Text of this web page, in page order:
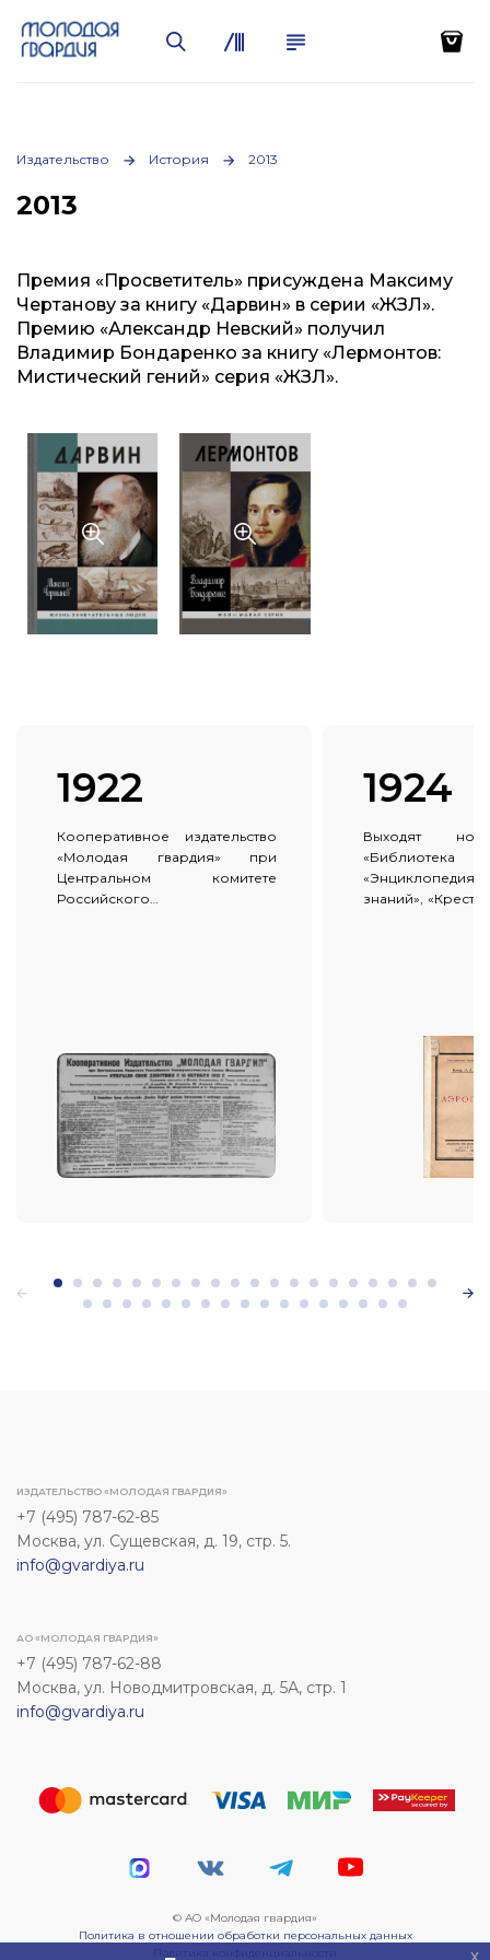
Издательство История 2013
2013
Премия «Просветитель» присуждена Максиму
Чертанову за книгу «Дарвин» в серии «ЖЗЛ».
Премию «Александр Невский» получил
Владимир Бондаренко за книгу «Лермонтов:
Мистический гений» серия «ЖЗЛ».
1922
Кооперативное издательство
«Молодая гвардия» при
Центральном комитете
Российского
584 тысячи
экземпляров.Выпускаются
первые серии: «Что читать и
чему учиться», «Библиотека
красной молодёжи»,
«Библиотека физической
1924
Выходят
«Библиотека
«Энциклопедия
знаний»,
ИЗДАТЕЛЬСТВО «МОЛОДАЯ ГВАРДИЯ»
+7 (495) 787-62-85
Москва, ул. Сущевская, д. 19, стр. 5.
info@gvardiya.ru
АО «МОЛОДАЯ ГВАРДИЯ»
+7 (495) 787-62-88
Москва, ул. Новодмитровская, д. 5А, стр. 1
info@gvardiya.ru
© АО «Молодая гвардия»
Политика в отношении обработки персональных данных
x